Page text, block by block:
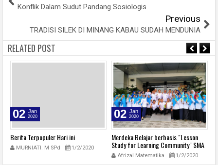
Konflik Dalam Sudut Pandang Sosiologis
Previous
TRADISI SILEK DI MINANG KABAU SUDAH MENDUNIA
RELATED POST
2020
02
Merdeka Belajar berbasis "Lesson
Study for Learning Community" SMA
Pembangunan Laboratorium UNP
1/2/2020
02 Jan
2020
Salam Kenal Chemistry
Laksminawati Yunaz 1/2/